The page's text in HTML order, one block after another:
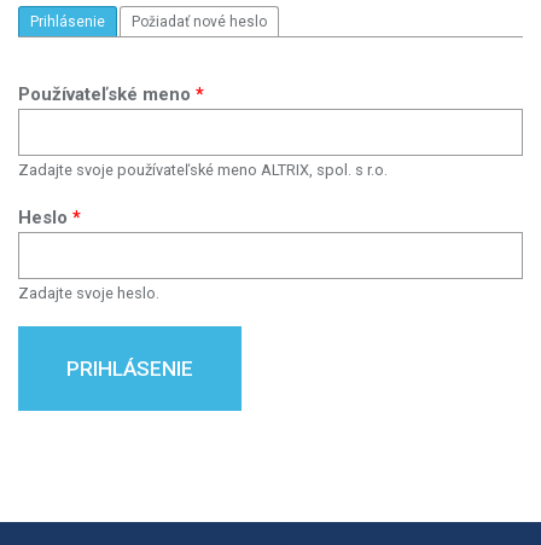
PRIMÁRNE KARTY
Prihlásenie (aktívna karta)
Požiadať nové heslo
Používateľské meno *
Zadajte svoje používateľské meno ALTRIX, spol. s r.o.
Heslo *
Zadajte svoje heslo.